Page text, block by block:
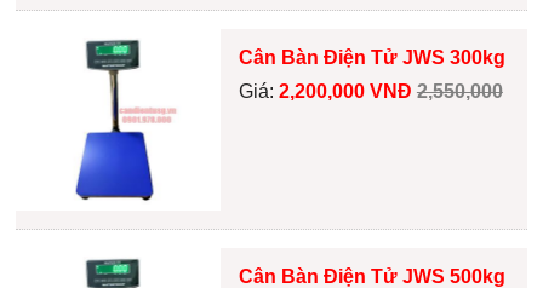
Cân Bàn Điện Tử JWS 300kg
Giá: 2,200,000 VNĐ 2,550,000
Cân Bàn Điện Tử JWS 500kg